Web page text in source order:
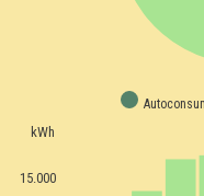
15.000
kWh